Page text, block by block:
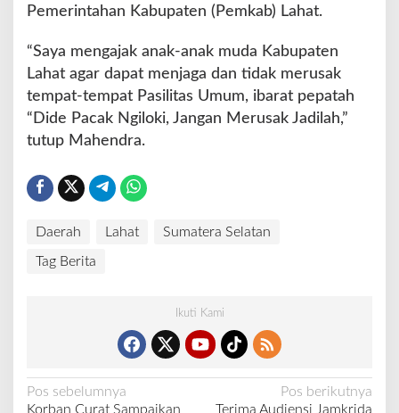
u
Pemerintahan Kabupaten (Pemkab) Lahat.
“Saya mengajak anak-anak muda Kabupaten
Lahat agar dapat menjaga dan tidak merusak
tempat-tempat Pasilitas Umum, ibarat pepatah
“Dide Pacak Ngiloki, Jangan Merusak Jadilah,”
tutup Mahendra.
Daerah Lahat Sumatera Selatan
Tag Berita
Ikuti Kami
N
Pos sebelumnya
Korban Curat Sampaikan
Pos berikutnya
Terima Audiensi Jamkrida